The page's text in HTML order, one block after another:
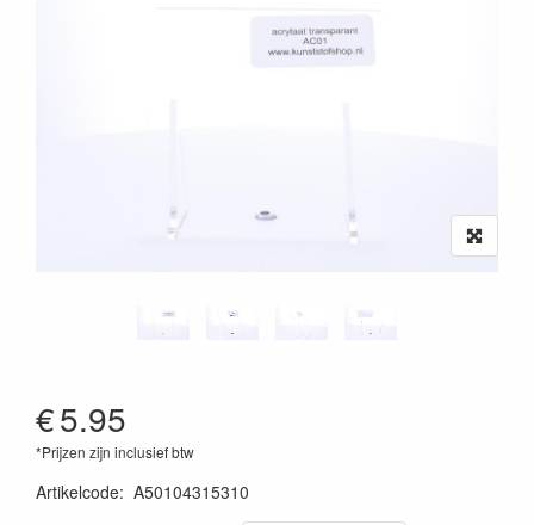
€5.95
*Prijzen zijn inclusief btw
Artikelcode: A50104315310